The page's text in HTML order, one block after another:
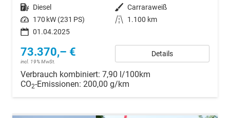
Kraftstoff Diesel Außenfarbe Carraraweiß
Leistung 170 kW (231 PS) Kilometerstand
1.100 km
01.04.2025
73.370,– €
incl. 19% MwSt.
Details
Verbrauch kombiniert: 7,90 l/100km
CO2-Emissionen: 200,00 g/km